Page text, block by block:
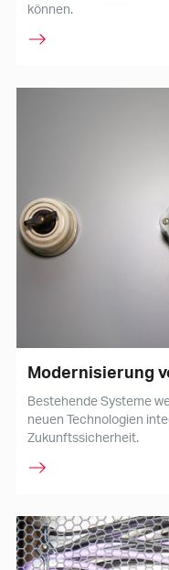
können.
Modernisierung
Bestehende Systeme
neuen Technologien
Zukunftssicherheit.